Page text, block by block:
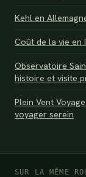
Kehl en
Coût de la vie en
Observatoire
histoire et visite
Plein Vent
voyager serein
SUR LA MÊME